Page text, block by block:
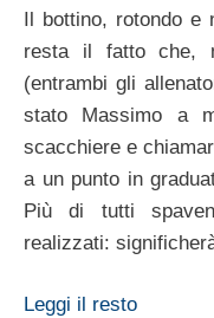
Il bottino, rotondo e
resta il fatto che,
(entrambi gli
stato Massimo a
scacchiere e
a un punto in
Più di tutti
realizzati:
Leggi il resto